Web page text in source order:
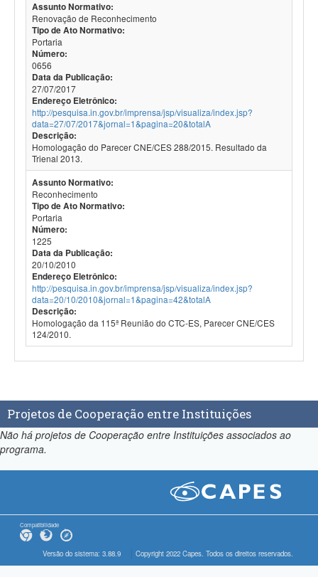
Assunto Normativo:
Renovação de Reconhecimento
Tipo de Ato Normativo:
Portaria
Número:
0656
Data da Publicação:
27/07/2017
Endereço Eletrônico:
http://pesquisa.in.gov.br/imprensa/jsp/visualiza/index.jsp?
data=27/07/2017&jornal=1&pagina=20&totalA
Descrição:
Homologação do Parecer CNE/CES 288/2015. Resultado da
Trienal 2013.
Assunto Normativo:
Reconhecimento
Tipo de Ato Normativo:
Portaria
Número:
1225
Data da Publicação:
20/10/2010
Endereço Eletrônico:
http://pesquisa.in.gov.br/imprensa/jsp/visualiza/index.jsp?
data=20/10/2010&jornal=1&pagina=42&totalA
Descrição:
Homologação da 115ª Reunião do CTC-ES, Parecer CNE/CES
124/2010.
Projetos de Cooperação entre Instituições
Não há projetos de Cooperação entre Instituições associados ao
programa.
Compatibilidade
Versão do sistema: 3.88.9 Copyright 2022 Capes. Todos os direitos reservados.